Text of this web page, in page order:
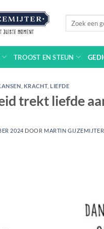
TROOST EN STEUN
KRACHT,LIEFDE
trekt liefde
2024 DOOR MARTIN GIJZEMIJTER